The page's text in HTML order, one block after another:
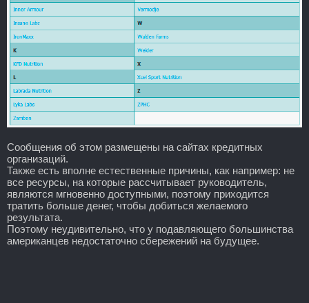
Сообщения об этом размещены на сайтах кредитных
организаций.
Также есть вполне естественные причины, как например: не
все ресурсы, на которые рассчитывает руководитель,
являются мгновенно доступными, поэтому приходится
тратить больше денег, чтобы добиться желаемого
результата.
Поэтому неудивительно, что у подавляющего большинства
американцев недостаточно сбережений на будущее.